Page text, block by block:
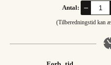
Antal: –
(Tilberedningstid kan